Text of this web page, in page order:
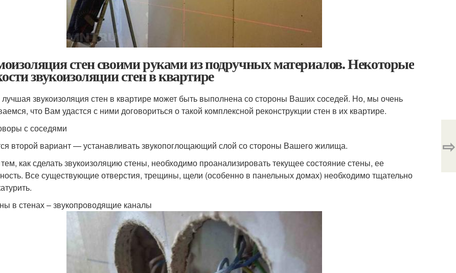
стен своими руками из подручных материалов. Некоторые
звукоизоляции стен в квартире
звукоизоляция стен в квартире может быть выполнена со стороны Ваших соседей. Но, мы очень
что Вам удастся с ними договориться о такой комплексной реконструкции стен в их квартире.
с соседями
второй вариант — устанавливать звукопоглощающий слой со стороны Вашего жилища.
как сделать звукоизоляцию стены, необходимо проанализировать текущее состояние стены, ее
Все существующие отверстия, трещины, щели (особенно в панельных домах) необходимо тщательно
в стенах – звукопроводящие каналы
⇨